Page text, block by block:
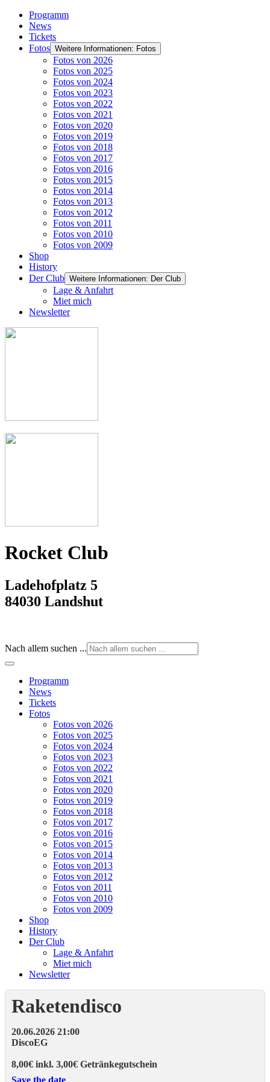
Programm
News
Tickets
Fotos Weitere Informationen: Fotos
Fotos von 2026
Fotos von 2025
Fotos von 2024
Fotos von 2023
Fotos von 2022
Fotos von 2021
Fotos von 2020
Fotos von 2019
Fotos von 2018
Fotos von 2017
Fotos von 2016
Fotos von 2015
Fotos von 2014
Fotos von 2013
Fotos von 2012
Fotos von 2011
Fotos von 2010
Fotos von 2009
Shop
History
Der Club Weitere Informationen: Der Club
Lage & Anfahrt
Miet mich
Newsletter
Rocket Club
Ladehofplatz 5
84030 Landshut
Nach allem suchen ...
Programm
News
Tickets
Fotos
Fotos von 2026
Fotos von 2025
Fotos von 2024
Fotos von 2023
Fotos von 2022
Fotos von 2021
Fotos von 2020
Fotos von 2019
Fotos von 2018
Fotos von 2017
Fotos von 2016
Fotos von 2015
Fotos von 2014
Fotos von 2013
Fotos von 2012
Fotos von 2011
Fotos von 2010
Fotos von 2009
Shop
History
Der Club
Lage & Anfahrt
Miet mich
Newsletter
Raketendisco
20.06.2026 21:00
DiscoEG
8,00€ inkl. 3,00€ Getränkegutschein
Save the date